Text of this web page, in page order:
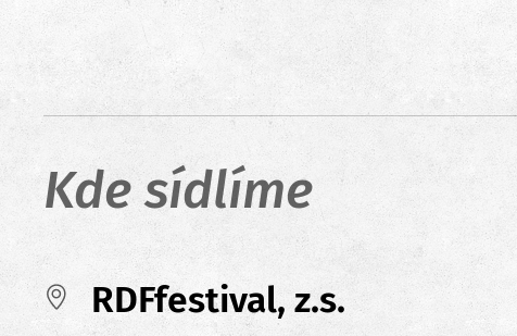
Kde sídlíme
RDFfestival, z.s.